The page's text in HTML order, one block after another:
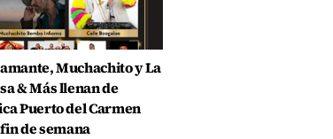
Muchachito y La
& Más llenan de
Puerto del Carmen
de semana